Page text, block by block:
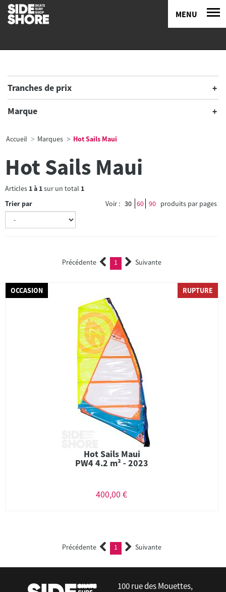
MENU
Tranches de prix
Marque
Accueil Marques Hot Sails Maui
Hot Sails Maui
Articles 1à 1sur un total 1
Trier par
Voir : 30 60 90 produits par pages
Précédente 1 (current)Suivante
OCCASION RUPTURE
Hot Sails Maui
PW4 4.2 m² - 2023
400,00 €
Précédente 1 (current)Suivante
100 rue des Mouettes,